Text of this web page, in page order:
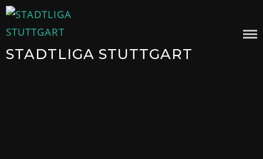
Skip
to
STADTLIGA STUTTGART